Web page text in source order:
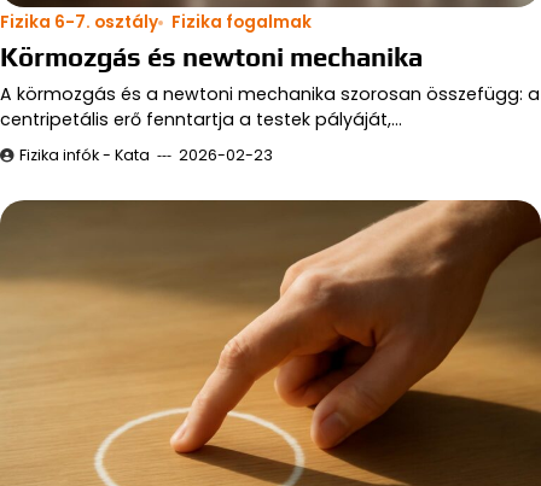
Fizika 6-7. osztály Fizika fogalmak
Körmozgás és newtoni mechanika
A körmozgás és a newtoni mechanika szorosan összefügg: a
centripetális erő fenntartja a testek pályáját,…
Fizika infók - Kata 2026-02-23